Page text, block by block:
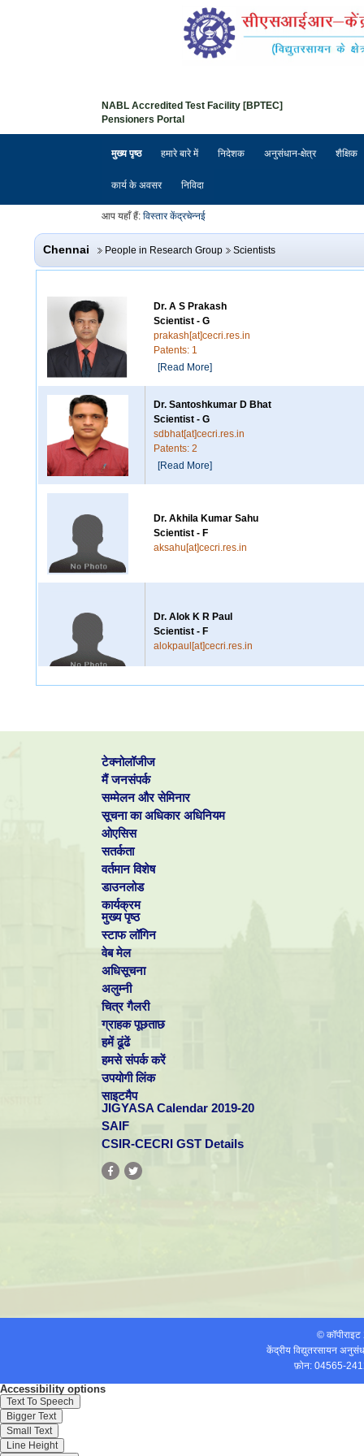
NABL Accredited Test Facility [BPTEC]
Pensioners Portal
मुख्य पृष्ठ हमारे बारे में निदेशक अनुसंधान-क्षेत्र शैक्षिक
कार्य के अवसर निविदा
आप यहाँ हैं: विस्तार केंद्रचेन्नई
Chennai People in Research Group Scientists
Dr. A S Prakash
Scientist - G
prakash[at]cecri.res.in
Patents: 1
[Read More]
Dr. Santoshkumar D Bhat
Scientist - G
sdbhat[at]cecri.res.in
Patents: 2
[Read More]
Dr. Akhila Kumar Sahu
Scientist - F
aksahu[at]cecri.res.in
Dr. Alok K R Paul
Scientist - F
alokpaul[at]cecri.res.in
Dr. GVM Kiruthika
Patents: 3
sreekuttanunni[at]cecri.res.in
[Read More]
Dr. A Balasubramanian
टेक्नोलॉजीज
मैं जनसंपर्क
सम्मेलन और सेमिनार
सूचना का अधिकार अधिनियम
ओएसिस
सतर्कता
वर्तमान विशेष
डाउनलोड
कार्यक्रम
मुख्य पृष्ठ
स्टाफ लॉगिन
वेब मेल
अधिसूचना
अलुम्नी
चित्र गैलरी
ग्राहक पूछताछ
हमें ढूंढें
हमसे संपर्क करें
उपयोगी लिंक
साइटमैप
JIGYASA Calendar 2019-20
SAIF
CSIR-CECRI GST Details
©
केंद्रीय विद्युतरसायन
फ़ोन: 04565-
Accessibility options
Text To Speech
Bigger Text
Small Text
Line Height